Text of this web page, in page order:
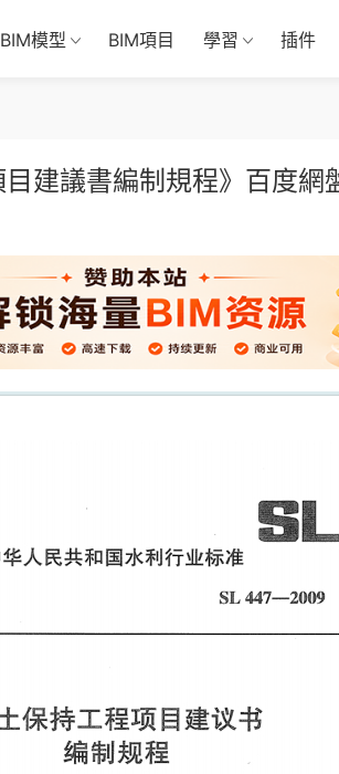
BIM模型 BIM項目 學習 插件
建議書編制規程》百度網